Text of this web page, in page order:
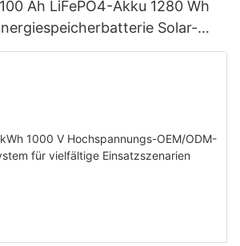
Ah LiFePO4-Akku 1280 Wh
Solar-